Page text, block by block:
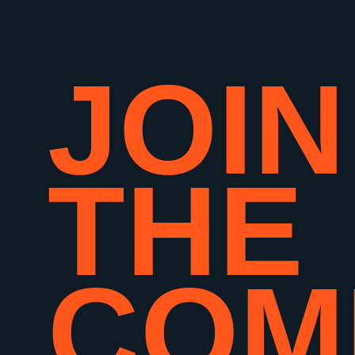
JOIN
THE